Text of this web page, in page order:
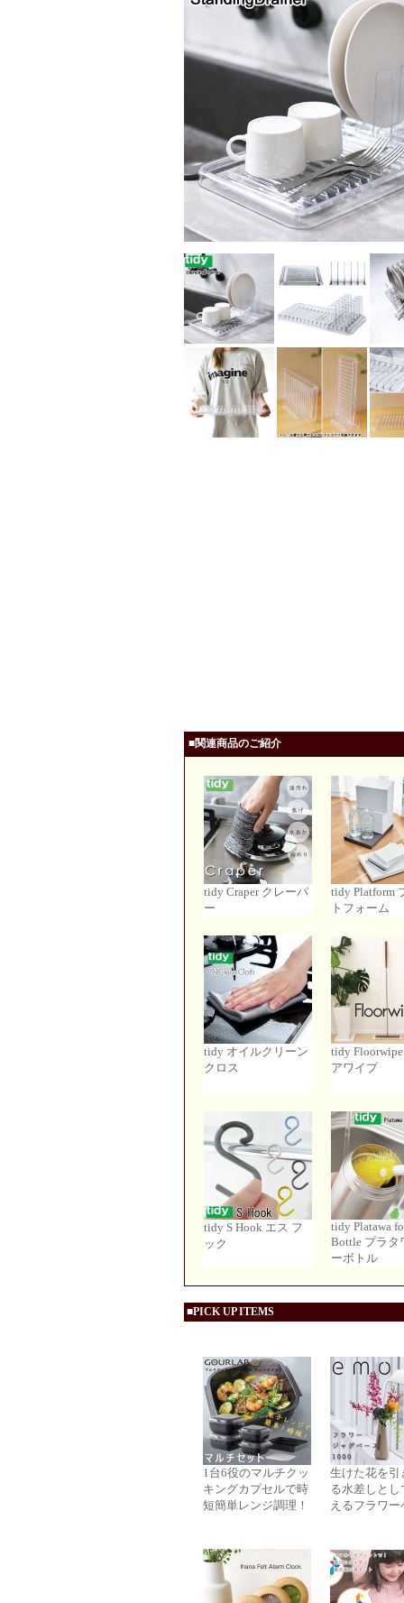
■関連商品のご紹介
tidy Craper クレーパ
ー
tidy Platform
トフォーム
tidy オイルクリーン
クロス
tidy
アワイプ
tidy S Hook エス フ
ック
tidy Platawa
Bottle プラタ
ーボトル
■PICK UP ITEMS
1台6役のマルチクッ
キングカプセルで時
短簡単レンジ調理！
生けた花を引
る水差しとし
えるフラワー